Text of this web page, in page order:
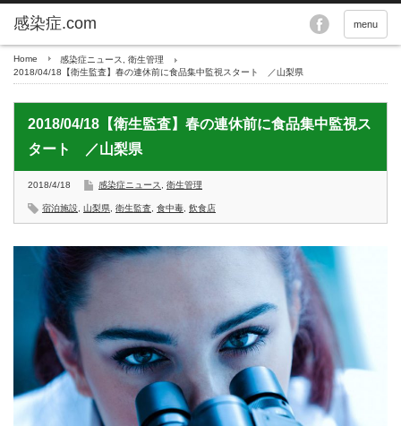
menu
Home 感染症ニュース
衛生管理
2018/04/18【衛生監査】春の連休前に食品集中監視スタート ／山梨県
2018/04/18【衛生監査】春の連休前に食品集中監視ス
タート ／山梨県
2018/4/18 感染症ニュース 衛生管理
宿泊施設 山梨県 衛生監査 食中毒 飲食店